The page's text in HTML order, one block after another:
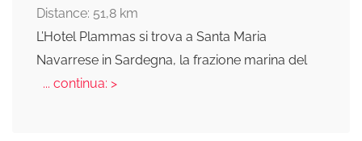
Distance: 51,8 km
L’Hotel Plammas si trova a Santa Maria
Navarrese in Sardegna, la frazione marina del
... continua: >